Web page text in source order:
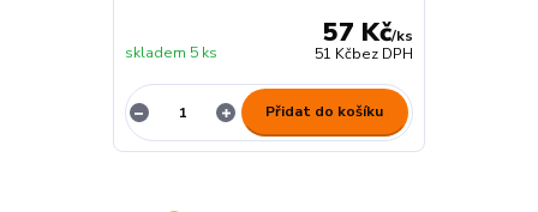
57 Kč/ks
51 Kčbez DPH
skladem 5 ks
Přidat do košíku